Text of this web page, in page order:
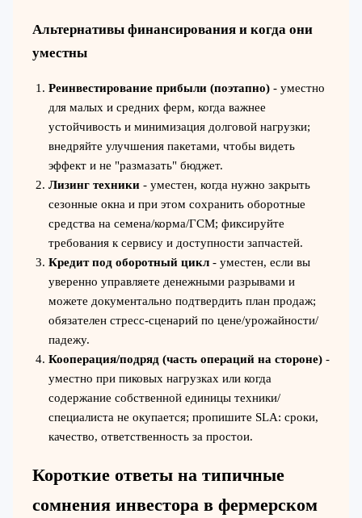
Альтернативы финансирования и когда они
уместны
Реинвестирование прибыли (поэтапно)- уместно
для малых и средних ферм, когда важнее
устойчивость и минимизация долговой нагрузки;
внедряйте улучшения пакетами, чтобы видеть
эффект и не "размазать" бюджет.
Лизинг техники- уместен, когда нужно закрыть
сезонные окна и при этом сохранить оборотные
средства на семена/корма/ГСМ; фиксируйте
требования к сервису и доступности запчастей.
Кредит под оборотный цикл- уместен, если вы
уверенно управляете денежными разрывами и
можете документально подтвердить план продаж;
обязателен стресс‑сценарий по цене/урожайности/
падежу.
Кооперация/подряд (часть операций на стороне)-
уместно при пиковых нагрузках или когда
содержание собственной единицы техники/
специалиста не окупается; пропишите SLA: сроки,
качество, ответственность за простои.
Короткие ответы на типичные
сомнения инвестора в фермерском